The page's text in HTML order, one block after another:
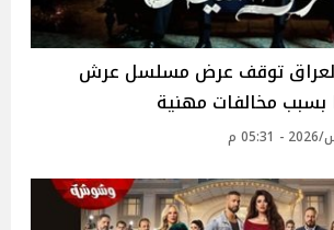
توقف عرض مسلسل عرش
بسبب مخالفات مهنية